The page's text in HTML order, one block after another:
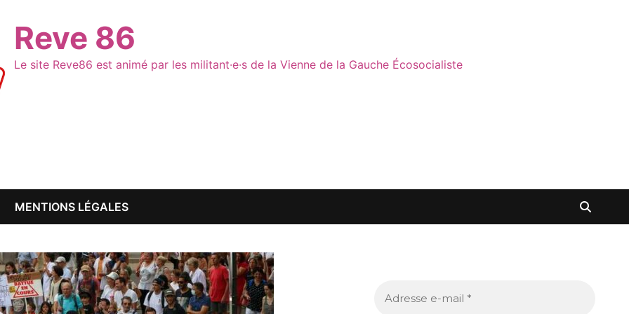
Reve 86
Le site Reve86 est animé par les militant·e·s de la Vienne de la Gauche Écosocialiste
MENTIONS LÉGALES